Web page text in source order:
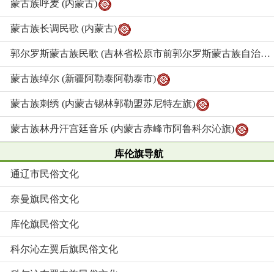
蒙古族呼麦 (内蒙古)
蒙古族长调民歌 (内蒙古)
郭尔罗斯蒙古族民歌 (吉林省松原市前郭尔罗斯蒙古族自治县)
蒙古族绰尔 (新疆阿勒泰阿勒泰市)
蒙古族刺绣 (内蒙古锡林郭勒盟苏尼特左旗)
蒙古族林丹汗宫廷音乐 (内蒙古赤峰市阿鲁科尔沁旗)
库伦旗导航
通辽市民俗文化
奈曼旗民俗文化
库伦旗民俗文化
科尔沁左翼后旗民俗文化